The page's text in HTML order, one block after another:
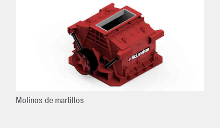
Molinos de martillos